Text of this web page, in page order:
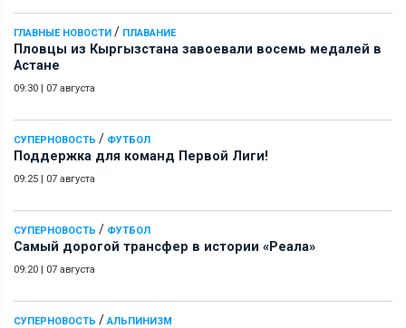
ГЛАВНЫЕ НОВОСТИ / ПЛАВАНИЕ
Пловцы из Кыргызстана завоевали восемь медалей в
Астане
09:30 | 07 августа
СУПЕРНОВОСТЬ / ФУТБОЛ
Поддержка для команд Первой Лиги!
09:25 | 07 августа
СУПЕРНОВОСТЬ / ФУТБОЛ
Самый дорогой трансфер в истории «Реала»
09:20 | 07 августа
СУПЕРНОВОСТЬ / АЛЬПИНИЗМ